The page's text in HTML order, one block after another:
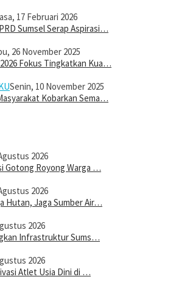
17 Februari 2026
Sumsel Serap Aspirasi…
26 November 2025
Fokus Tingkatkan Kua…
Senin, 10 November 2025
Kobarkan Sema…
2026
Gotong Royong Warga …
2026
Hutan, Jaga Sumber Air…
2026
Infrastruktur Sums…
2026
Atlet Usia Dini di …